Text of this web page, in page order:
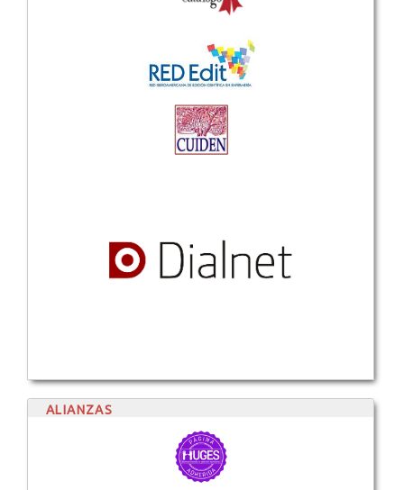
ALIANZAS